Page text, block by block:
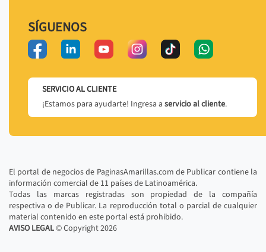
SÍGUENOS
SERVICIO AL CLIENTE
¡Estamos para ayudarte! Ingresa a servicio al cliente.
El portal de negocios de PaginasAmarillas.com de Publicar contiene la
información comercial de 11 países de Latinoamérica.
Todas las marcas registradas son propiedad de la compañía
respectiva o de Publicar. La reproducción total o parcial de cualquier
material contenido en este portal está prohibido.
AVISO LEGAL© Copyright2026